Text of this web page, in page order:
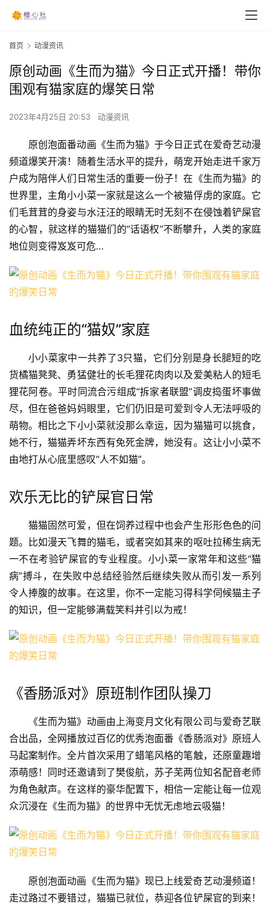
首页 动漫资讯
原创动画《生而为猫》今日正式开播！带你
围观有猫家庭的爆笑日常
2023年4月25日 20:53 动漫资讯
原创泡面番动画《生而为猫》于今日正式在爱奇艺动漫
频道爆笑开演！随着生活水平的提升，萌宠开始走进千家万
户成为陪伴人们日常生活的重要一份子！在《生而为猫》的
世界里，主角小小菜一家就是这么一个被猫俘虏的家庭。它
们毛茸茸的身姿与水汪汪的眼睛无时无刻不在侵蚀着铲屎官
的心智，就这样的猫猫们的“话语权”不断攀升，人类的家庭
地位则变得岌岌可危…
血统纯正的“猫奴”家庭
小小菜家中一共养了3只猫，它们分别是身长腿短的吃
货橘猫凳凳、勇猛健壮的长毛狸花肉肉以及爱美粘人的短毛
狸花阿卷。平时同流合污组成“拆家者联盟”调皮捣蛋坏事做
尽，但在爸爸妈妈眼里，它们仍旧是可爱到令人无法呼吸的
萌物。相比之下小小菜就没那么幸运，因为猫猫可以挑食，
她不行，猫猫弄坏东西有免死金牌，她没有。这让小小菜不
由地打从心底里感叹“人不如猫”。
欢乐无比的铲屎官日常
猫猫固然可爱，但在饲养过程中也会产生形形色色的问
题。比如漫天飞舞的猫毛，或者突如其来的呕吐拉稀生病无
一不在考验铲屎官的专业程度。小小菜一家常年和这些“猫
病”搏斗，在失败中总结经验然后继续失败从而引发一系列
令人捧腹的故事。在这里，你不一定能习得科学伺候猫主子
的知识，但一定能够满载笑料并引以为戒！
《香肠派对》原班制作团队操刀
《生而为猫》动画由上海变月文化有限公司与爱奇艺联
合出品，全网播放过百亿的优秀泡面番《香肠派对》原班人
马起案制作。全片首次采用了蜡笔风格的笔触，还原童趣增
添萌感！同时还邀请到了樊俊航，苏子芜两位知名配音老师
为角色献声。在这样的豪华配置下，相信一定能让每一位观
众沉浸在《生而为猫》的世界中无忧无虑地云吸猫！
原创泡面动画《生而为猫》现已上线爱奇艺动漫频道！
走过路过不要错过，猫猫已就位，恭迎各位铲屎官的到来！